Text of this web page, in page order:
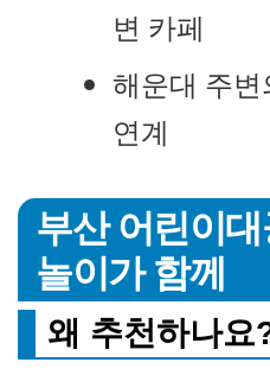
변 카페
해운대 주
연계
부산 어린이
놀이가 함께
왜 추천하나요